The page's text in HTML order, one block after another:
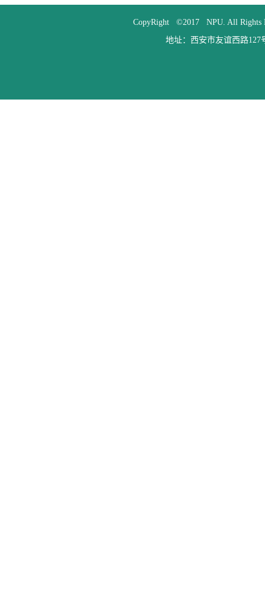
CopyRight ©2017 NPU. All Rights
地址：西安市友谊西路